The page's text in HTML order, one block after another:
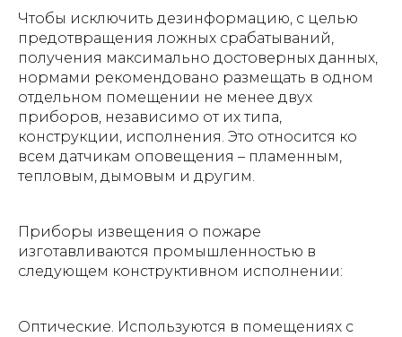
Чтобы исключить дезинформацию, с целью
предотвращения ложных срабатываний,
получения максимально достоверных данных,
нормами рекомендовано размещать в одном
отдельном помещении не менее двух
приборов, независимо от их типа,
конструкции, исполнения. Это относится ко
всем датчикам оповещения – пламенным,
тепловым, дымовым и другим.
Приборы извещения о пожаре
изготавливаются промышленностью в
следующем конструктивном исполнении:
Оптические. Используются в помещениях с